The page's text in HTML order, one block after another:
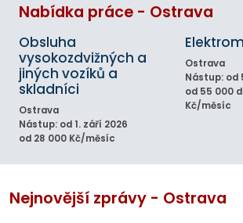
Nabídka práce - Ostrava
Obsluha
vysokozdvižných a
jiných vozíků a
skladníci
Ostrava
Nástup: od 1. září 2026
od 28 000 Kč/měsíc
Ostrava
Nástup: od
od 55 000
Kč/měsíc
Nejnovější zprávy - Ostrava